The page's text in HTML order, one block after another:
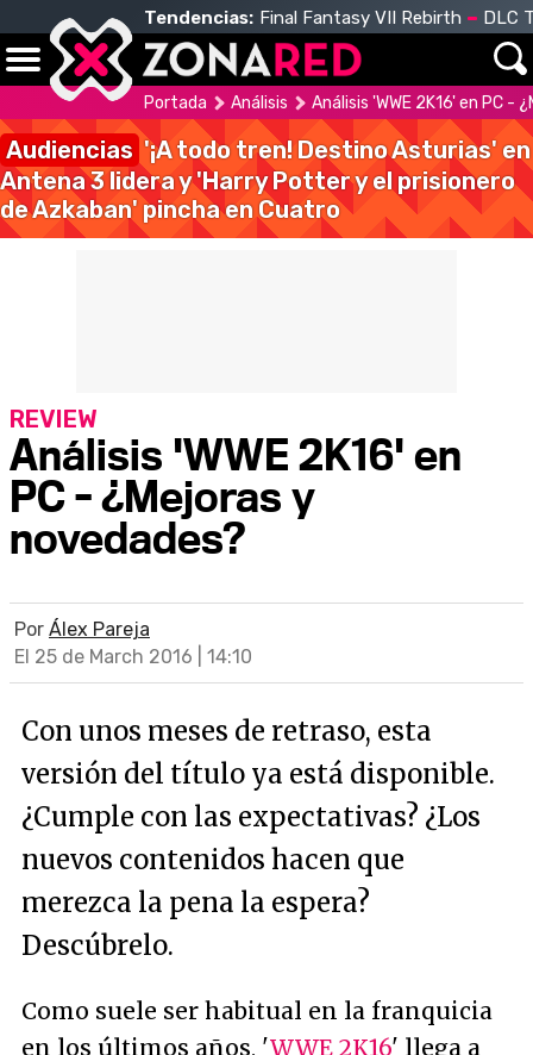
Tendencias: Final Fantasy VII Rebirth DLC
Portada Análisis Análisis 'WWE 2K16' en PC -
Audiencias '¡A todo tren! Destino Asturias' en
Antena 3 lidera y 'Harry Potter y el prisionero
de Azkaban' pincha en Cuatro
Análisis 'WWE 2K16' en
PC - ¿Mejoras y
novedades?
REVIEW
Por Álex Pareja
El 25 de March 2016 | 14:10
Con unos meses de retraso, esta
versión del título ya está disponible.
¿Cumple con las expectativas? ¿Los
nuevos contenidos hacen que
merezca la pena la espera?
Descúbrelo.
Como suele ser habitual en la franquicia
en los últimos años, 'WWE 2K16' llega a